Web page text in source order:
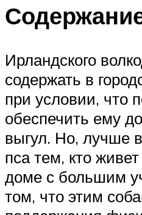
Ирландского
содержать в
при условии, что
обеспечить ему
выгул. Но, лучше
пса тем, кто
доме с большим
том, что этим